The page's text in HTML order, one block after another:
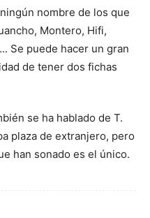
nombre de los que
Montero, Hifi,
Se puede hacer un gran
de tener dos fichas
se ha hablado de T.
plaza de extranjero, pero
han sonado es el único.